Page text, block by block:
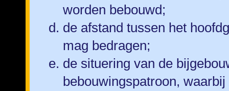
worden bebouwd;
de afstand tussen het
mag bedragen;
de situering van de
bebouwingspatroon,